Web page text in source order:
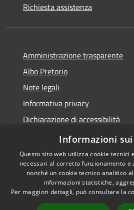
Richiesta assistenza
Amministrazione trasparente
Albo Pretorio
Note legali
Informativa privacy
Dichiarazione di accessibilità
Obiettivi di accessibilità
Accessibilità
Informazioni
Questo sito web utilizza cookie tecnici
necessari al corretto funzionamento e
nonché un cookie tecnico analitico
informazioni statistiche,
Per maggiori dettagli, può consultare la